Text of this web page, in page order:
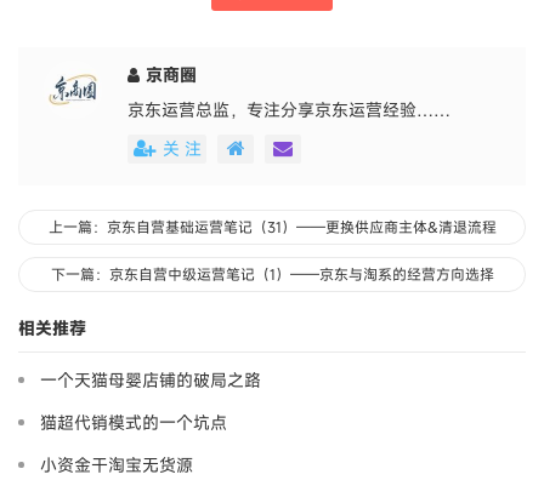
京商圈
京东运营总监，专注分享京东运营经验……
关 注
上一篇：京东自营基础运营笔记（31）——更换供应商主体&清退流程
下一篇：京东自营中级运营笔记（1）——京东与淘系的经营方向选择
相关推荐
一个天猫母婴店铺的破局之路
猫超代销模式的一个坑点
小资金干淘宝无货源